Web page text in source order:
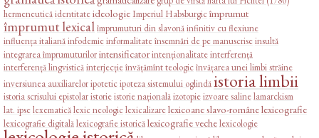
hermeneuticăidentitateideologieImperiul Habsburgicîmprumut
împrumut lexicalîmprumuturi din slavonăinfinitiv cu flexiune
influența italianăinfodemieinformalitateînsemnări de pe manuscriseinsultă
integrarea împrumuturilorintensificatorintenționalitateinterferență
interferență lingvisticăinterjecțieînvățămînt teologicînvățarea unei limbi străine
inversiunea auxiliareloripoteticipoteza sistemului oglindăistoria limbii
istoria scrisului epistolaristorieistorie naționalăizotopieizvoare salinelamarckism
lat. ipselexematicălexic neologiclexicalizarelexicoane slavo-românelexicografie
lexicografie digitalălexicografie istoricălexicografie vechelexicologie